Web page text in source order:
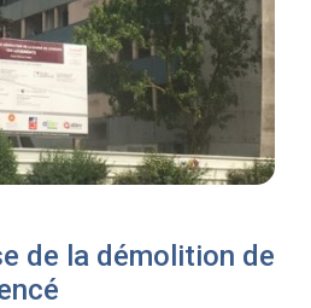
de la démolition de